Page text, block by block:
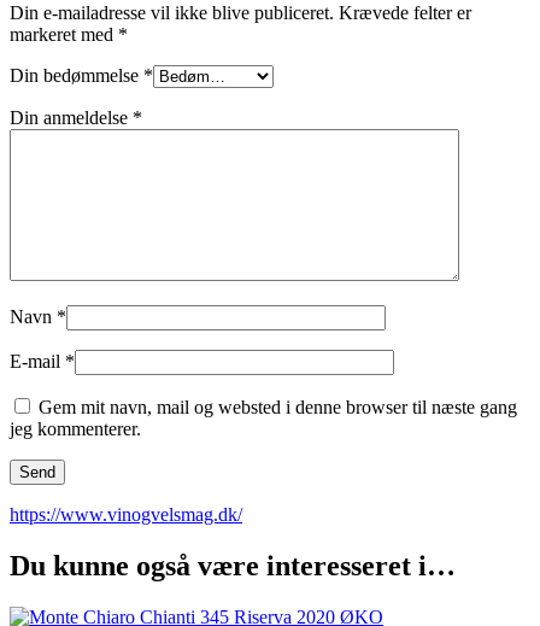
Din e-mailadresse vil ikke blive publiceret. Krævede felter er
markeret med *
Din bedømmelse *
Din anmeldelse *
Navn *
E-mail *
Gem mit navn, mail og websted i denne browser til næste gang
jeg kommenterer.
https://www.vinogvelsmag.dk/
Du kunne også være interesseret i…